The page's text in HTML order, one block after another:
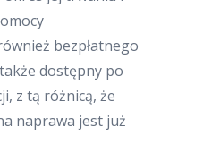
bezpłatnego
dostępny po
z tą różnicą, że
naprawa jest już